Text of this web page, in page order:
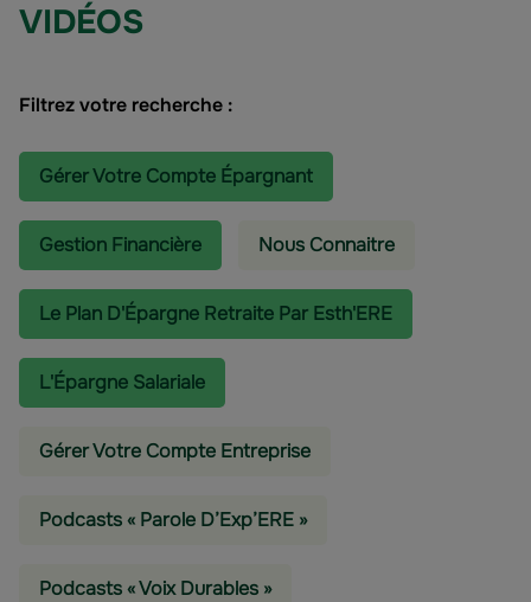
VIDÉOS
Filtrez votre recherche :
Gérer Votre Compte Épargnant
Gestion Financière Nous Connaitre
Le Plan D'Épargne Retraite Par Esth'ERE
L'épargne Salariale
Gérer Votre Compte Entreprise
Podcasts « Parole D’Exp’ERE »
Podcasts « Voix Durables »